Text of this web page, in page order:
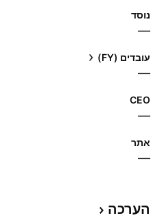
נוסד
—
עובדים (FY)
—
CEO
—
אתר‏
—
הערכה